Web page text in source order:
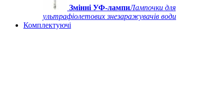
Змінні УФ-лампиЛампочки для
ультрафіолетових знезаражувачів води
Комплектуючі